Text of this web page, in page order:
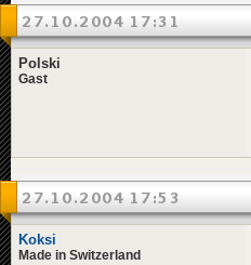
27.10.2004 17:31
Polski
Gast
27.10.2004 17:53
Koksi
Made in Switzerland